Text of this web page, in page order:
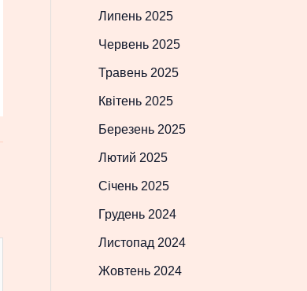
Липень 2025
Червень 2025
Травень 2025
Квітень 2025
Березень 2025
Лютий 2025
Січень 2025
Грудень 2024
Листопад 2024
Жовтень 2024